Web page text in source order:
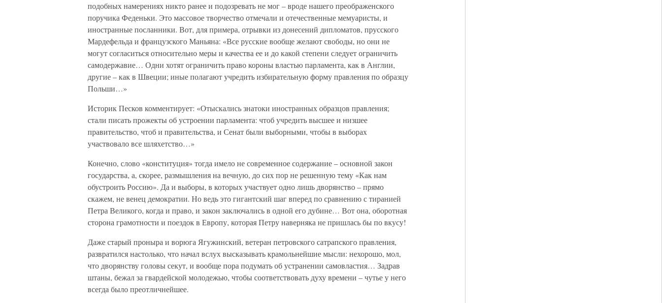
подобных намерениях никто ранее и подозревать не мог – вроде нашего преображенского
поручика Феденьки. Это массовое творчество отмечали и отечественные мемуаристы, и
иностранные посланники. Вот, для примера, отрывки из донесений дипломатов, прусского
Мардефельда и французского Маньяна: «Все русские вообще желают свободы, но они не
могут согласиться относительно меры и качества ее и до какой степени следует ограничить
самодержавие… Одни хотят ограничить право короны властью парламента, как в Англии,
другие – как в Швеции; иные полагают учредить избирательную форму правления по образцу
Польши…»
Историк Песков комментирует: «Отыскались знатоки иностранных образцов правления;
стали писать прожекты об устроении парламента: чтоб учредить высшее и низшее
правительство, чтоб и правительства, и Сенат были выборными, чтобы в выборах
участвовало все шляхетство…»
Конечно, слово «конституция» тогда имело не современное содержание – основной закон
государства, а, скорее, размышления на вечную, до сих пор не решенную тему «Как нам
обустроить Россию». Да и выборы, в которых участвует одно лишь дворянство – прямо
скажем, не венец демократии. Но ведь это гигантский шаг вперед по сравнению с тиранией
Петра Великого, когда и право, и закон заключались в одной его дубине… Вот она, оборотная
сторона грамотности и поездок в Европу, которая Петру наверняка не пришлась бы по вкусу!
Даже старый проныра и ворюга Ягужинский, ветеран петровского сатрапского правления,
развратился настолько, что начал вслух высказывать крамольнейшие мысли: нехорошо, мол,
что дворянству головы секут, и вообще пора подумать об устранении самовластия… Задрав
штаны, бежал за гвардейской молодежью, чтобы соответствовать духу времени – чутье у него
всегда было преотличнейшее.